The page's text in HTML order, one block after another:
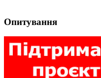
Опитування